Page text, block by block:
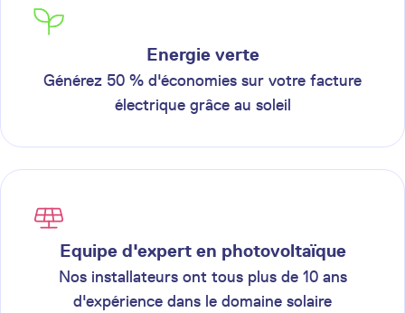
Energie verte
Générez 50 % d'économies sur votre facture
électrique grâce au soleil
Equipe d'expert en photovoltaïque
Nos installateurs ont tous plus de 10 ans
d'expérience dans le domaine solaire